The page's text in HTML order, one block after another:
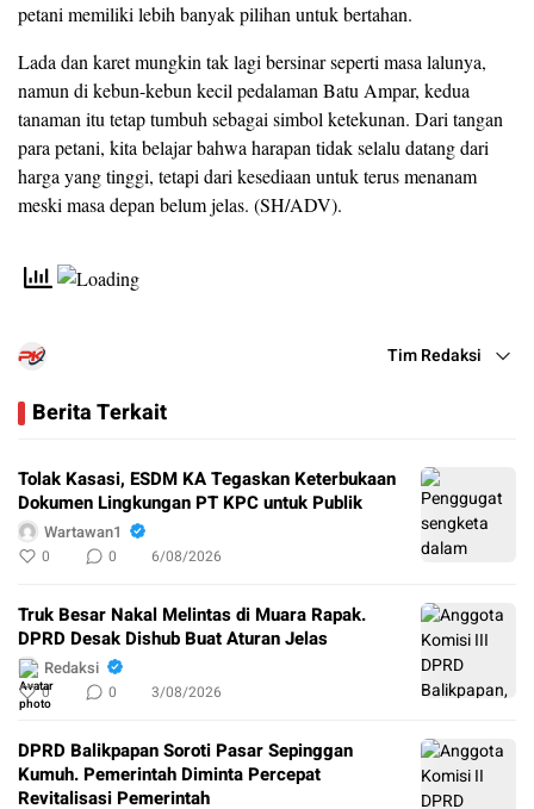
petani memiliki lebih banyak pilihan untuk bertahan.
Lada dan karet mungkin tak lagi bersinar seperti masa lalunya,
namun di kebun-kebun kecil pedalaman Batu Ampar, kedua
tanaman itu tetap tumbuh sebagai simbol ketekunan. Dari tangan
para petani, kita belajar bahwa harapan tidak selalu datang dari
harga yang tinggi, tetapi dari kesediaan untuk terus menanam
meski masa depan belum jelas. (SH/ADV).
Tim Redaksi
Berita Terkait
Tolak Kasasi, ESDM KA Tegaskan Keterbukaan
Dokumen Lingkungan PT KPC untuk Publik
Wartawan1
0 0 6/08/2026
Truk Besar Nakal Melintas di Muara Rapak.
DPRD Desak Dishub Buat Aturan Jelas
Redaksi
0 0 3/08/2026
DPRD Balikpapan Soroti Pasar Sepinggan
Kumuh. Pemerintah Diminta Percepat
Revitalisasi Pemerintah